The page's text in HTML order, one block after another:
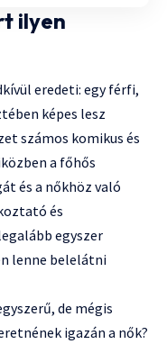
ilyen
eredeti: egy férfi,
képes lesz
számos komikus és
a főhős
és a nőkhöz való
és
egyszer
lenne belelátni
de mégis
igazán a nők?